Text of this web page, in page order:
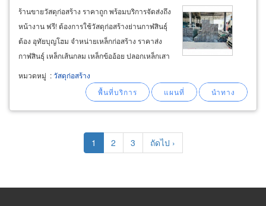
ร้านขายวัสดุก่อสร้าง ราคาถูก พร้อมบริการจัดส่งถึง
หน้างาน ฟรี! ต้องการใช้วัสดุก่อสร้างย่านกาฬสินธุ์
ต้อง อุทัยบุญโฮม จำหน่ายเหล็กก่อสร้าง ราคาส่ง
กาฬสินธุ์ เหล็กเส้นกลม เหล็กข้ออ้อย ปลอกเหล็กเสา
ปลอกเหล็กคาน แป๊ปเหลี่ยมดำ เหล็กกล่องสี่เหลี่
ยมกัลวาไนซ์ เหล็กกล่องแบนกัลวาไนซ์
หมวดหมู่ :วัสดุก่อสร้าง
Current
page
1 Page
2 Page
3
Next
page
ถัดไป ›